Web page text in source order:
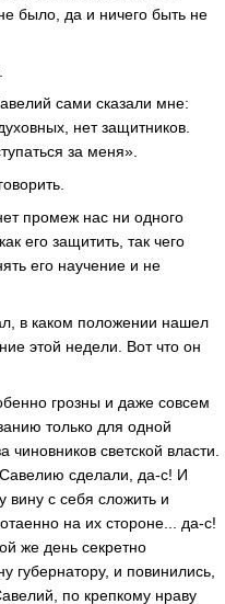
было, да и ничего быть не
сами сказали мне:
нет защитников.
за меня».
промеж нас ни одного
его защитить, так чего
его научение и не
в каком положении нашел
этой недели. Вот что он
грозны и даже совсем
только для одной
чиновников светской власти.
сделали, да-с! И
вину с себя сложить и
на их стороне... да-с!
же день секретно
губернатору, и повинились,
по крепкому нраву